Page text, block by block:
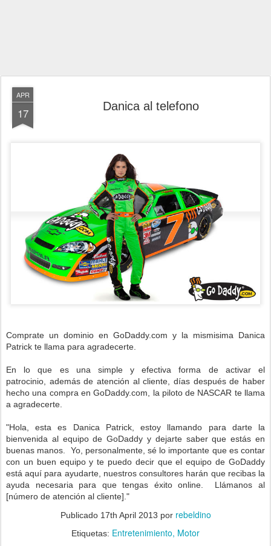
APR
17 Danica al telefono
Comprate un dominio en GoDaddy.com y la mismisima Danica
Patrick te llama para agradecerte.
En lo que es una simple y efectiva forma de activar el
patrocinio, además de atención al cliente, días después de haber
hecho una compra en GoDaddy.com, la piloto de NASCAR te llama
a agradecerte.
"Hola, esta es Danica Patrick, estoy llamando para darte la
bienvenida al equipo de GoDaddy y dejarte saber que estás en
buenas manos. Yo, personalmente, sé lo importante que es contar
con un buen equipo y te puedo decir que el equipo de GoDaddy
está aquí para ayudarte, nuestros consultores harán que recibas la
ayuda necesaria para que tengas éxito online. Llámanos al
[número de atención al cliente]."
Publicado 17th April 2013 por rebeldino
Etiquetas: Entretenimiento Motor